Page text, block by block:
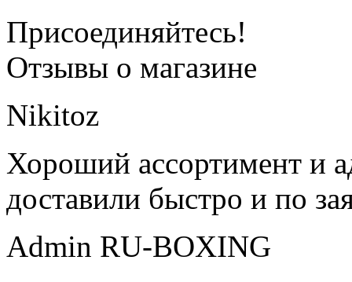
Присоединяйтесь!
Отзывы о магазине
Nikitoz
Хороший ассортимент и
доставили быстро и по
Admin RU-BOXING